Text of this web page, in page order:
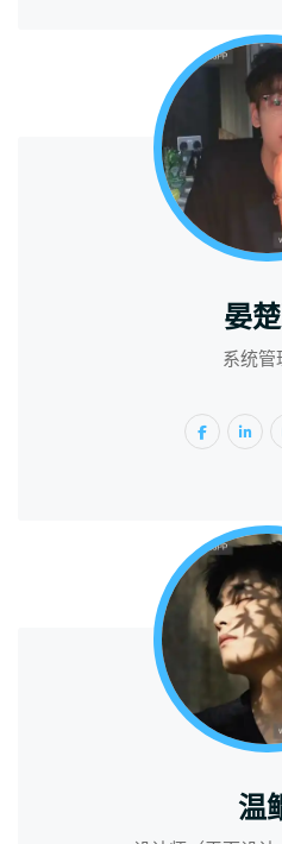
晏
系统管
温